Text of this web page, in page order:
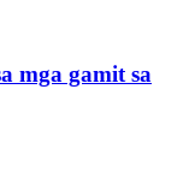
mga gamit sa